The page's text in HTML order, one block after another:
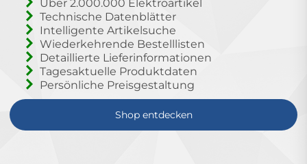
Über 2.000.000 Elektroartikel
Technische Datenblätter
Intelligente Artikelsuche
Wiederkehrende Bestelllisten
Detaillierte Lieferinformationen
Tagesaktuelle Produktdaten
Persönliche Preisgestaltung
Shop entdecken